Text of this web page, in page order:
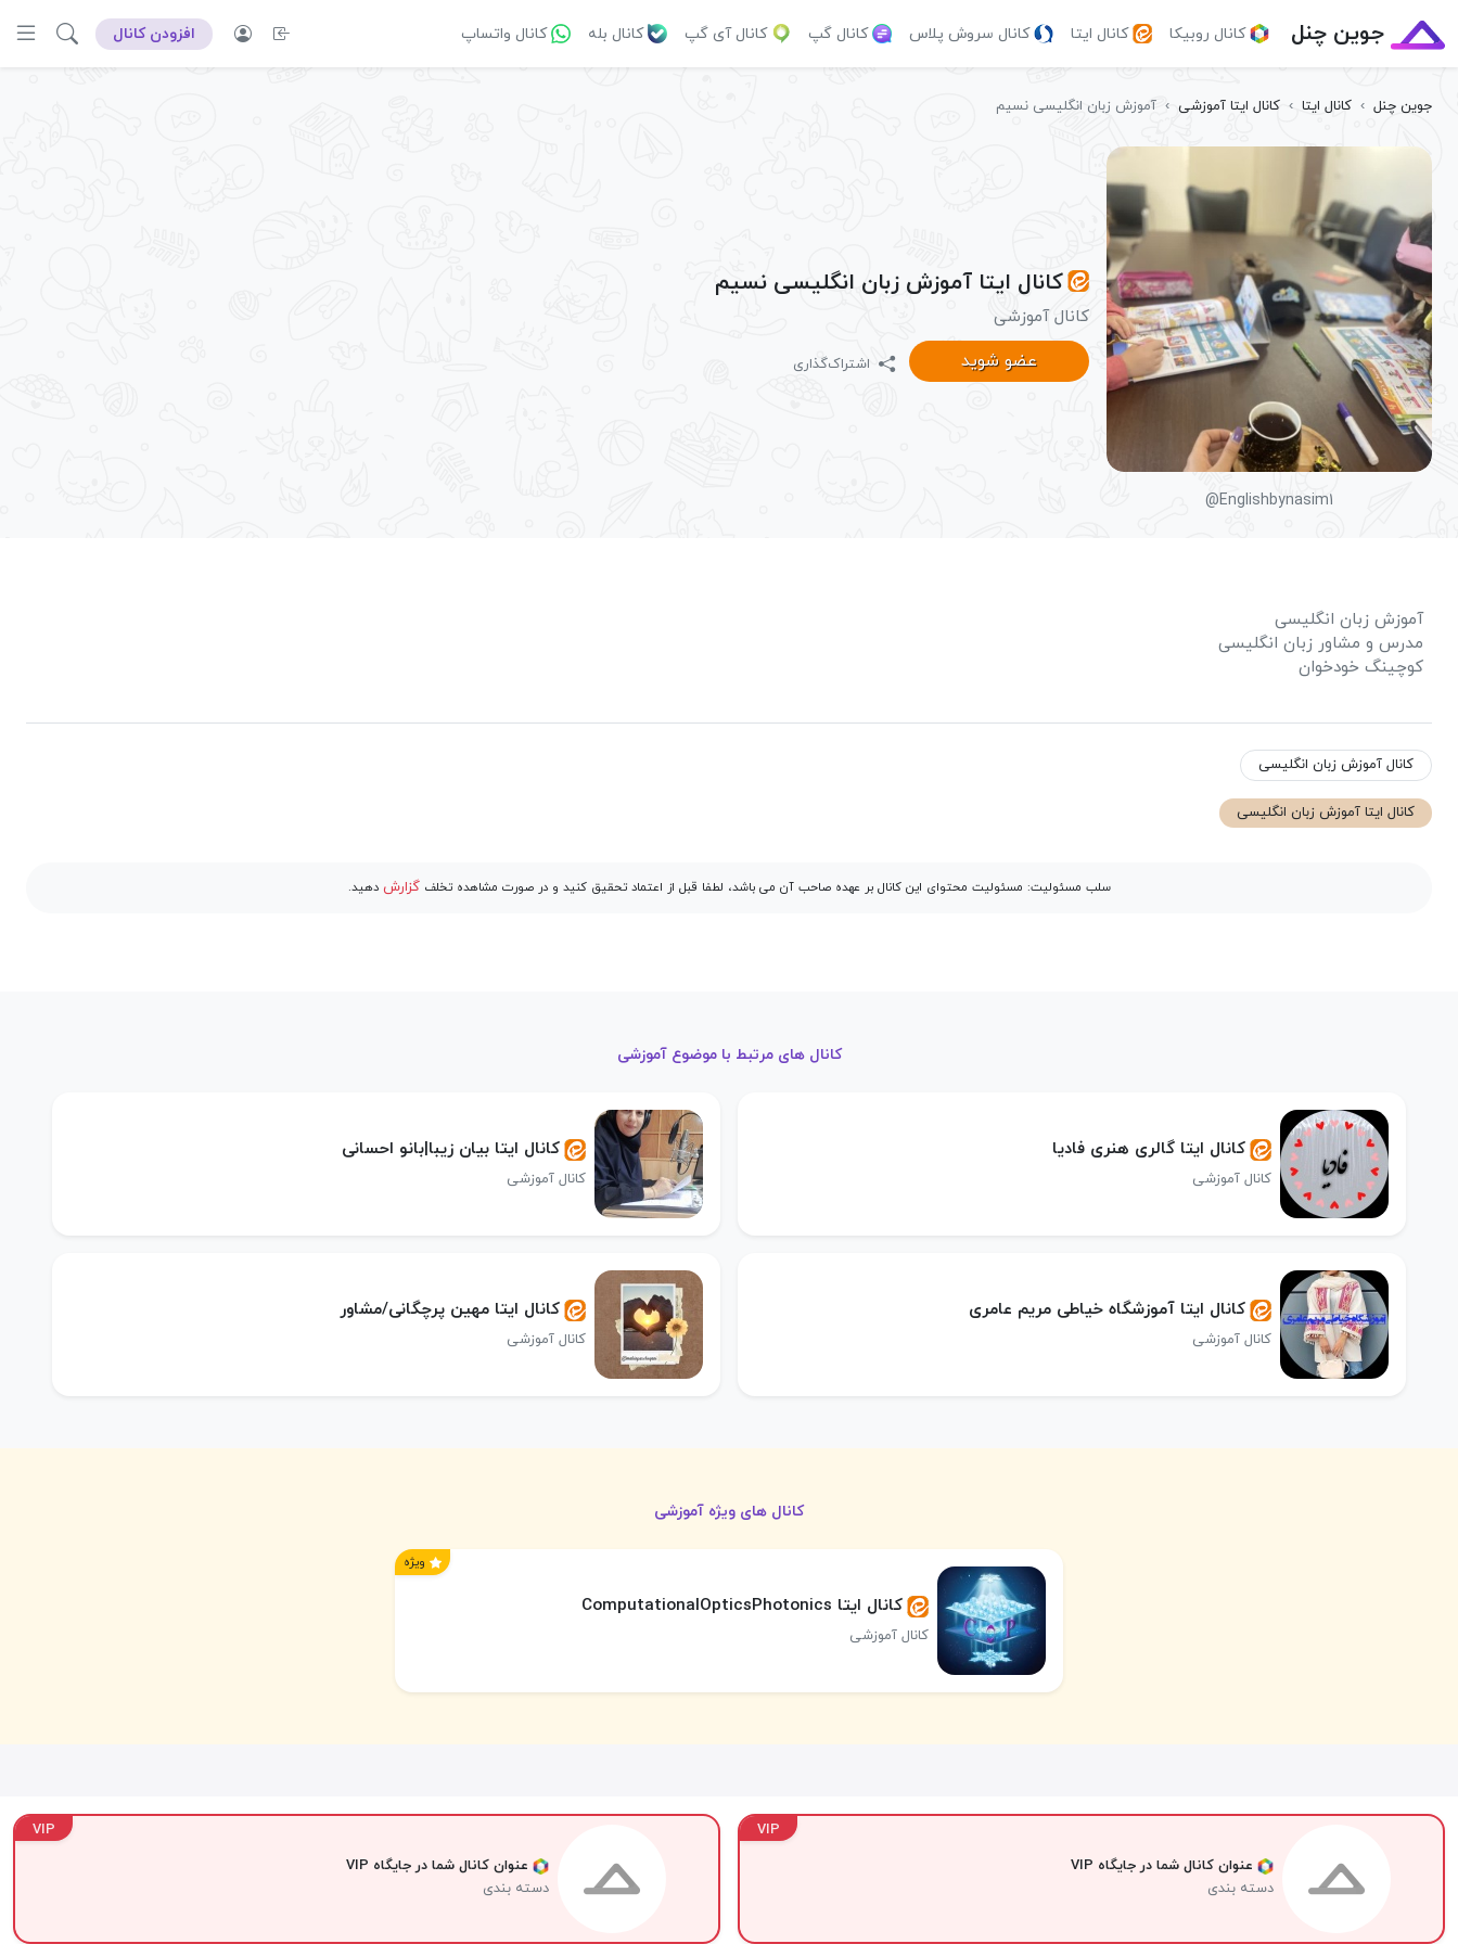
جوین چنل کانال روبیکا کانال ایتا کانال سروش پلاس کانال گپ کانال آی گپ کانال بله کانال واتساپ افزودن کانال
جوین چنل › کانال ایتا › کانال ایتا آموزشی › آموزش زبان انگلیسی نسیم
@Englishbynasim1
کانال ایتا آموزش زبان انگلیسی نسیم
کانال آموزشی
عضو شوید
اشتراک‌گذاری
آموزش زبان انگلیسی
مدرس و مشاور زبان انگلیسی
کوچینگ خودخوان
کانال آموزش زبان انگلیسی
کانال ایتا آموزش زبان انگلیسی
سلب مسئولیت: مسئولیت محتوای این کانال بر عهده صاحب آن می باشد، لطفا قبل از اعتماد تحقیق کنید و در صورت مشاهده تخلفگزارش دهید.
کانال های مرتبط با موضوع آموزشی
کانال ایتا گالری هنری فادیا
کانال آموزشی
کانال ایتا بيان زیبا|بانو احسانی
کانال آموزشی
کانال ایتا آموزشگاه خیاطی مریم عامری
کانال آموزشی
کانال ایتا مهین پرچگانی/مشاور
کانال آموزشی
کانال های ویژه آموزشی
ویژه
کانال ایتا ComputationalOpticsPhotonics
کانال آموزشی
VIP
عنوان کانال شما در جایگاه VIP
دسته بندی
VIP
عنوان کانال شما در جایگاه VIP
دسته بندی